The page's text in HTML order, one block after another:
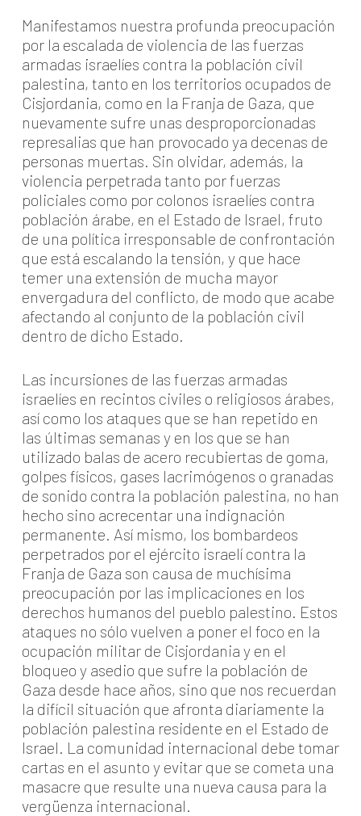
Manifestamos nuestra profunda preocupación
por la escalada de violencia de las fuerzas
armadas israelíes contra la población civil
palestina, tanto en los territorios ocupados de
Cisjordania, como en la Franja de Gaza, que
nuevamente sufre unas desproporcionadas
represalias que han provocado ya decenas de
personas muertas. Sin olvidar, además, la
violencia perpetrada tanto por fuerzas
policiales como por colonos israelíes contra
población árabe, en el Estado de Israel, fruto
de una política irresponsable de confrontación
que está escalando la tensión, y que hace
temer una extensión de mucha mayor
envergadura del conflicto, de modo que acabe
afectando al conjunto de la población civil
dentro de dicho Estado.
Las incursiones de las fuerzas armadas
israelíes en recintos civiles o religiosos árabes,
así como los ataques que se han repetido en
las últimas semanas y en los que se han
utilizado balas de acero recubiertas de goma,
golpes físicos, gases lacrimógenos o granadas
de sonido contra la población palestina, no han
hecho sino acrecentar una indignación
permanente. Así mismo, los bombardeos
perpetrados por el ejército israelí contra la
Franja de Gaza son causa de muchísima
preocupación por las implicaciones en los
derechos humanos del pueblo palestino. Estos
ataques no sólo vuelven a poner el foco en la
ocupación militar de Cisjordania y en el
bloqueo y asedio que sufre la población de
Gaza desde hace años, sino que nos recuerdan
la difícil situación que afronta diariamente la
población palestina residente en el Estado de
Israel. La comunidad internacional debe tomar
cartas en el asunto y evitar que se cometa una
masacre que resulte una nueva causa para la
vergüenza internacional.